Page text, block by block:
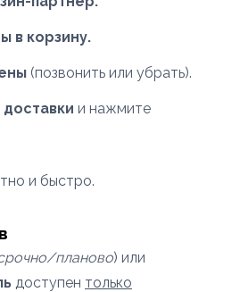
в корзину.
(позвонить или убрать).
и нажмите
и быстро.
планово) или
доступен только